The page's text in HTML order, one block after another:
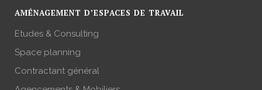
AMÉNAGEMENT D’ESPACES DE TRAVAIL
Etudes & Consulting
Space planning
Contractant général